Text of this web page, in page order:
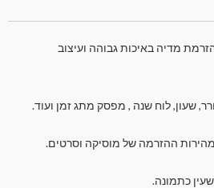
מדיה באיכות גבוהה ועיצוב
שעון, לוח שנה , מפסק מתג זמן ועוד.
ההזרמה של מוסיקה וסרטים.
כתמונה.